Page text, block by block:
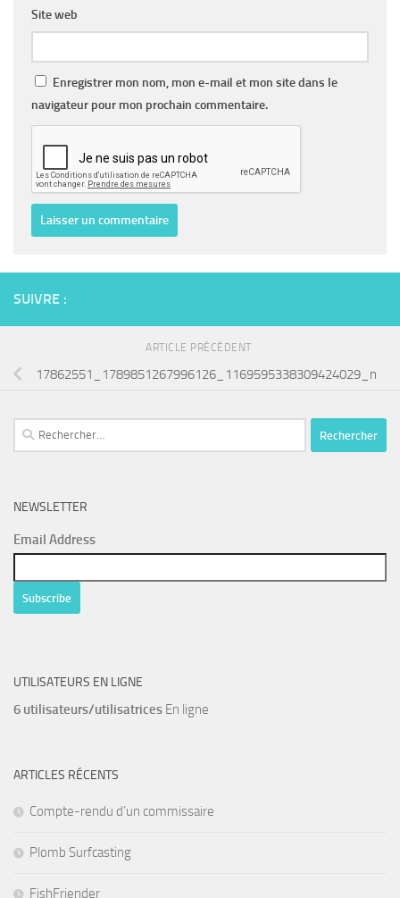
Site web
Enregistrer mon nom, mon e-mail et mon site dans le
navigateur pour mon prochain commentaire.
SUIVRE :
ARTICLE PRÉCÉDENT
17862551_1789851267996126_1169595338309424029_n
Rechercher :
NEWSLETTER
Email Address
UTILISATEURS EN LIGNE
6 utilisateurs/utilisatrices En ligne
ARTICLES RÉCENTS
Compte-rendu d’un commissaire
Plomb Surfcasting
FishFriender